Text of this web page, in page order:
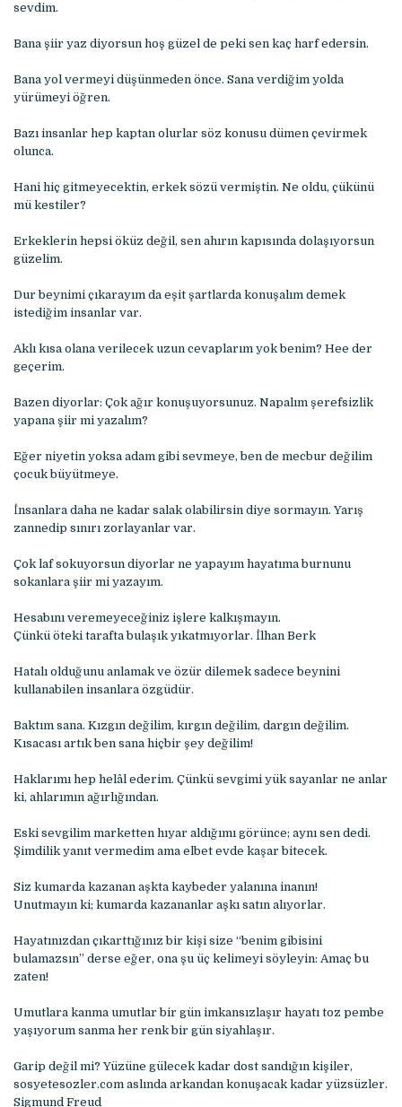
sevdim.
Bana şiir yaz diyorsun hoş güzel de peki sen kaç harf edersin.
Bana yol vermeyi düşünmeden önce. Sana verdiğim yolda
yürümeyi öğren.
Bazı insanlar hep kaptan olurlar söz konusu dümen çevirmek
olunca.
Hani hiç gitmeyecektin, erkek sözü vermiştin. Ne oldu, çükünü
mü kestiler?
Erkeklerin hepsi öküz değil, sen ahırın kapısında dolaşıyorsun
güzelim.
Dur beynimi çıkarayım da eşit şartlarda konuşalım demek
istediğim insanlar var.
Aklı kısa olana verilecek uzun cevaplarım yok benim? Hee der
geçerim.
Bazen diyorlar: Çok ağır konuşuyorsunuz. Napalım şerefsizlik
yapana şiir mi yazalım?
Eğer niyetin yoksa adam gibi sevmeye, ben de mecbur değilim
çocuk büyütmeye.
İnsanlara daha ne kadar salak olabilirsin diye sormayın. Yarış
zannedip sınırı zorlayanlar var.
Çok laf sokuyorsun diyorlar ne yapayım hayatıma burnunu
sokanlara şiir mi yazayım.
Hesabını veremeyeceğiniz işlere kalkışmayın.
Çünkü öteki tarafta bulaşık yıkatmıyorlar. İlhan Berk
Hatalı olduğunu anlamak ve özür dilemek sadece beynini
kullanabilen insanlara özgüdür.
Baktım sana. Kızgın değilim, kırgın değilim, dargın değilim.
Kısacası artık ben sana hiçbir şey değilim!
Haklarımı hep helâl ederim. Çünkü sevgimi yük sayanlar ne anlar
ki, ahlarımın ağırlığından.
Eski sevgilim marketten hıyar aldığımı görünce; aynı sen dedi.
Şimdilik yanıt vermedim ama elbet evde kaşar bitecek.
Siz kumarda kazanan aşkta kaybeder yalanına inanın!
Unutmayın ki; kumarda kazananlar aşkı satın alıyorlar.
Hayatınızdan çıkarttığınız bir kişi size “benim gibisini
bulamazsın” derse eğer, ona şu üç kelimeyi söyleyin: Amaç bu
zaten!
Umutlara kanma umutlar bir gün imkansızlaşır hayatı toz pembe
yaşıyorum sanma her renk bir gün siyahlaşır.
Garip değil mi? Yüzüne gülecek kadar dost sandığın kişiler,
sosyetesozler.com aslında arkandan konuşacak kadar yüzsüzler.
Sigmund Freud